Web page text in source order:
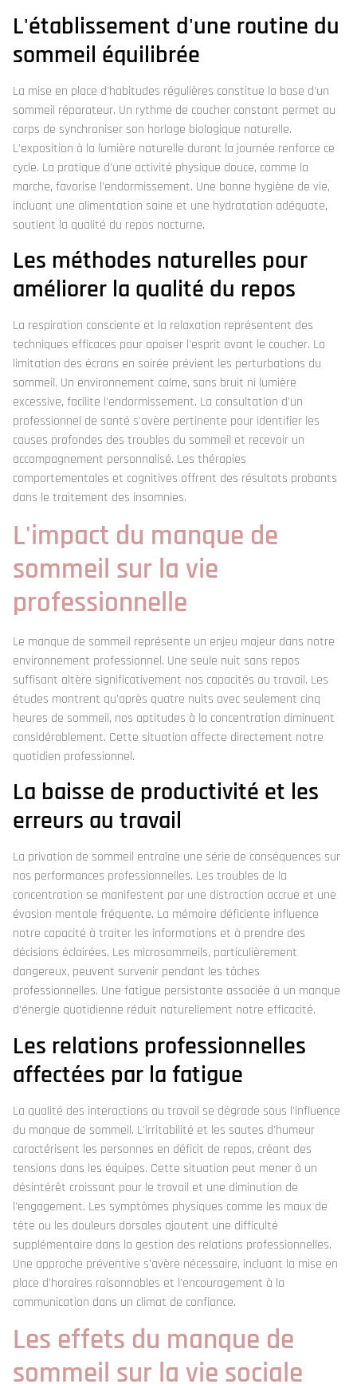
L'établissement d'une routine du
sommeil équilibrée
La mise en place d'habitudes régulières constitue la base d'un
sommeil réparateur. Un rythme de coucher constant permet au
corps de synchroniser son horloge biologique naturelle.
L'exposition à la lumière naturelle durant la journée renforce ce
cycle. La pratique d'une activité physique douce, comme la
marche, favorise l'endormissement. Une bonne hygiène de vie,
incluant une alimentation saine et une hydratation adéquate,
soutient la qualité du repos nocturne.
Les méthodes naturelles pour
améliorer la qualité du repos
La respiration consciente et la relaxation représentent des
techniques efficaces pour apaiser l'esprit avant le coucher. La
limitation des écrans en soirée prévient les perturbations du
sommeil. Un environnement calme, sans bruit ni lumière
excessive, facilite l'endormissement. La consultation d'un
professionnel de santé s'avère pertinente pour identifier les
causes profondes des troubles du sommeil et recevoir un
accompagnement personnalisé. Les thérapies
comportementales et cognitives offrent des résultats probants
dans le traitement des insomnies.
L'impact du manque de
sommeil sur la vie
professionnelle
Le manque de sommeil représente un enjeu majeur dans notre
environnement professionnel. Une seule nuit sans repos
suffisant altère significativement nos capacités au travail. Les
études montrent qu'après quatre nuits avec seulement cinq
heures de sommeil, nos aptitudes à la concentration diminuent
considérablement. Cette situation affecte directement notre
quotidien professionnel.
La baisse de productivité et les
erreurs au travail
La privation de sommeil entraîne une série de conséquences sur
nos performances professionnelles. Les troubles de la
concentration se manifestent par une distraction accrue et une
évasion mentale fréquente. La mémoire déficiente influence
notre capacité à traiter les informations et à prendre des
décisions éclairées. Les microsommeils, particulièrement
dangereux, peuvent survenir pendant les tâches
professionnelles. Une fatigue persistante associée à un manque
d'énergie quotidienne réduit naturellement notre efficacité.
Les relations professionnelles
affectées par la fatigue
La qualité des interactions au travail se dégrade sous l'influence
du manque de sommeil. L'irritabilité et les sautes d'humeur
caractérisent les personnes en déficit de repos, créant des
tensions dans les équipes. Cette situation peut mener à un
désintérêt croissant pour le travail et une diminution de
l'engagement. Les symptômes physiques comme les maux de
tête ou les douleurs dorsales ajoutent une difficulté
supplémentaire dans la gestion des relations professionnelles.
Une approche préventive s'avère nécessaire, incluant la mise en
place d'horaires raisonnables et l'encouragement à la
communication dans un climat de confiance.
Les effets du manque de
sommeil sur la vie sociale